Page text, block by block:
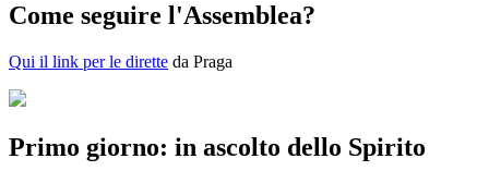
Come seguire l'Assemblea?
Qui il link per le dirette da Praga
Primo giorno: in ascolto dello Spirito